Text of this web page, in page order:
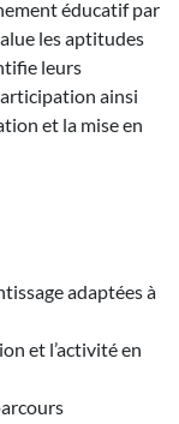
éducatif par
les aptitudes
leurs
ainsi
et la mise en
adaptées à
et l’activité en